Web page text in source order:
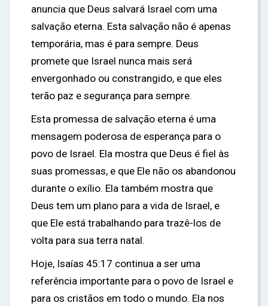
anuncia que Deus salvará Israel com uma
salvação eterna. Esta salvação não é apenas
temporária, mas é para sempre. Deus
promete que Israel nunca mais será
envergonhado ou constrangido, e que eles
terão paz e segurança para sempre.
Esta promessa de salvação eterna é uma
mensagem poderosa de esperança para o
povo de Israel. Ela mostra que Deus é fiel às
suas promessas, e que Ele não os abandonou
durante o exílio. Ela também mostra que
Deus tem um plano para a vida de Israel, e
que Ele está trabalhando para trazê-los de
volta para sua terra natal.
Hoje, Isaías 45:17 continua a ser uma
referência importante para o povo de Israel e
para os cristãos em todo o mundo. Ela nos